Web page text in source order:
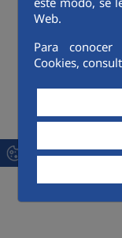
Web.
Para
Cookies,